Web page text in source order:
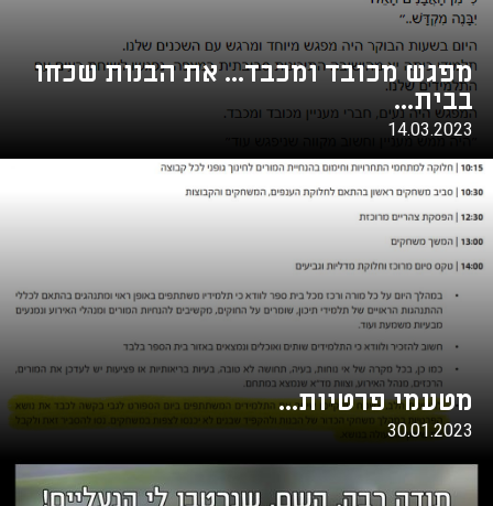
מפגש מכובד ומכבד... את הבנות שכחו
בבית...
14.03.2023
מטעמי פרטיות...
30.01.2023